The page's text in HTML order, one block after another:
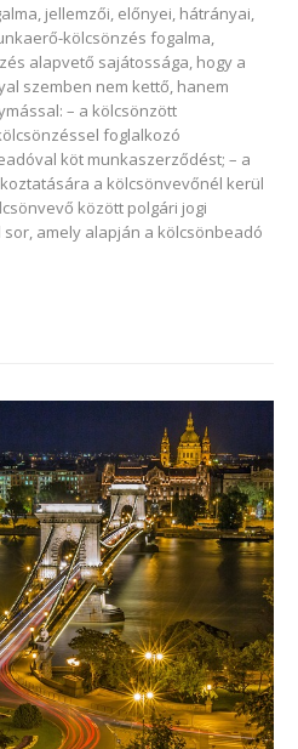
jellemzői, előnyei, hátrányai,
kölcsönzés fogalma,
alapvető sajátossága, hogy a
szemben nem kettő, hanem
– a kölcsönzött
foglalkozó
köt munkaszerződést; – a
a kölcsönvevőnél kerül
között polgári jogi
amely alapján a kölcsönbeadó